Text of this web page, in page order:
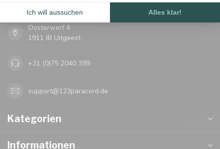
let's go knots!
Oosterwerf 4
1911 JB Uitgeest
+31 (0)75 2040 399
support@123paracord.de
Kategorien
Informationen